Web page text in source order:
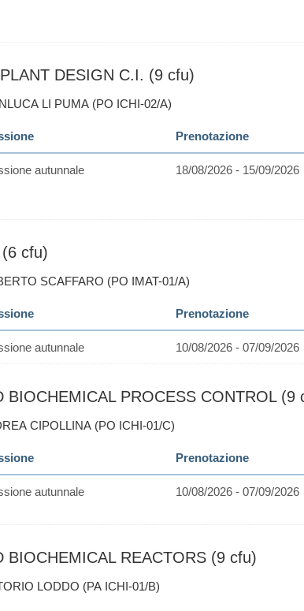
DESIGN C.I. (9 cfu)
LI PUMA (PO ICHI-02/A)
Prenotazione
autunnale 18/08/2026 - 15/09/2026
cfu)
SCAFFARO (PO IMAT-01/A)
Prenotazione
autunnale 10/08/2026 - 07/09/2026
BIOCHEMICAL PROCESS CONTROL (9
CIPOLLINA (PO ICHI-01/C)
Prenotazione
autunnale 10/08/2026 - 07/09/2026
BIOCHEMICAL REACTORS (9 cfu)
LODDO (PA ICHI-01/B)